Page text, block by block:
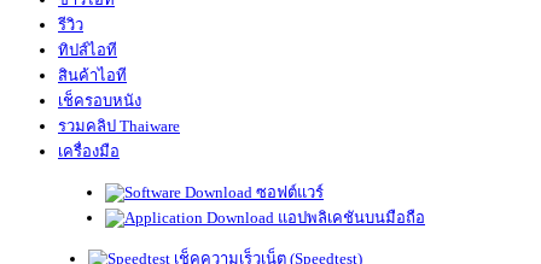
รีวิว
ทิปส์ไอที
สินค้าไอที
เช็ครอบหนัง
รวมคลิป Thaiware
เครื่องมือ
ซอฟต์แวร์
แอปพลิเคชันบนมือถือ
เช็คความเร็วเน็ต (Speedtest)